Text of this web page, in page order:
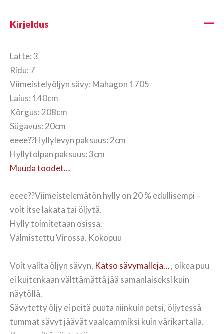
Kirjeldus
Latte: 3
Ridu: 7
Viimeistelyöljyn sävy: Mahagon 1705
Laius: 140cm
Kõrgus: 208cm
Sügavus: 20cm
eeee??Hyllylevyn paksuus: 2cm
Hyllytolpan paksuus: 3cm
Muuda toodet…
eeee??Viimeistelemätön hylly on 20 % edullisempi –
voit itse lakata tai öljytä.
Hylly toimitetaan osissa.
Valmistettu Virossa. Kokopuu
Voit valita öljyn sävyn, Katso sävymalleja…, oikea puu
ei kuitenkaan välttämättä jää samanlaiseksi kuin
näytöllä.
Sävytetty öljy ei peitä puuta niinkuin petsi, öljytessä
tummat sävyt jäävät vaaleammiksi kuin värikartalla.